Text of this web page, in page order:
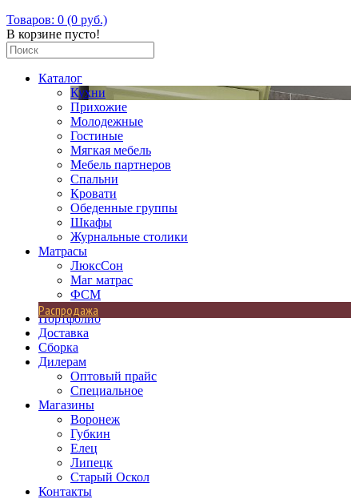
Товаров: 0 (0 руб.)
В корзине пусто!
Каталог
Кухни
Прихожие
Молодежные
Гостиные
Мягкая мебель
Мебель партнеров
Спальни
Кровати
Обеденные группы
Шкафы
Журнальные столики
Матрасы
ЛюксСон
Маг матрас
ФСМ
Распродажа
Портфолио
Доставка
Сборка
Дилерам
Оптовый прайс
Специальное
Магазины
Воронеж
Губкин
Елец
Липецк
Старый Оскол
Контакты